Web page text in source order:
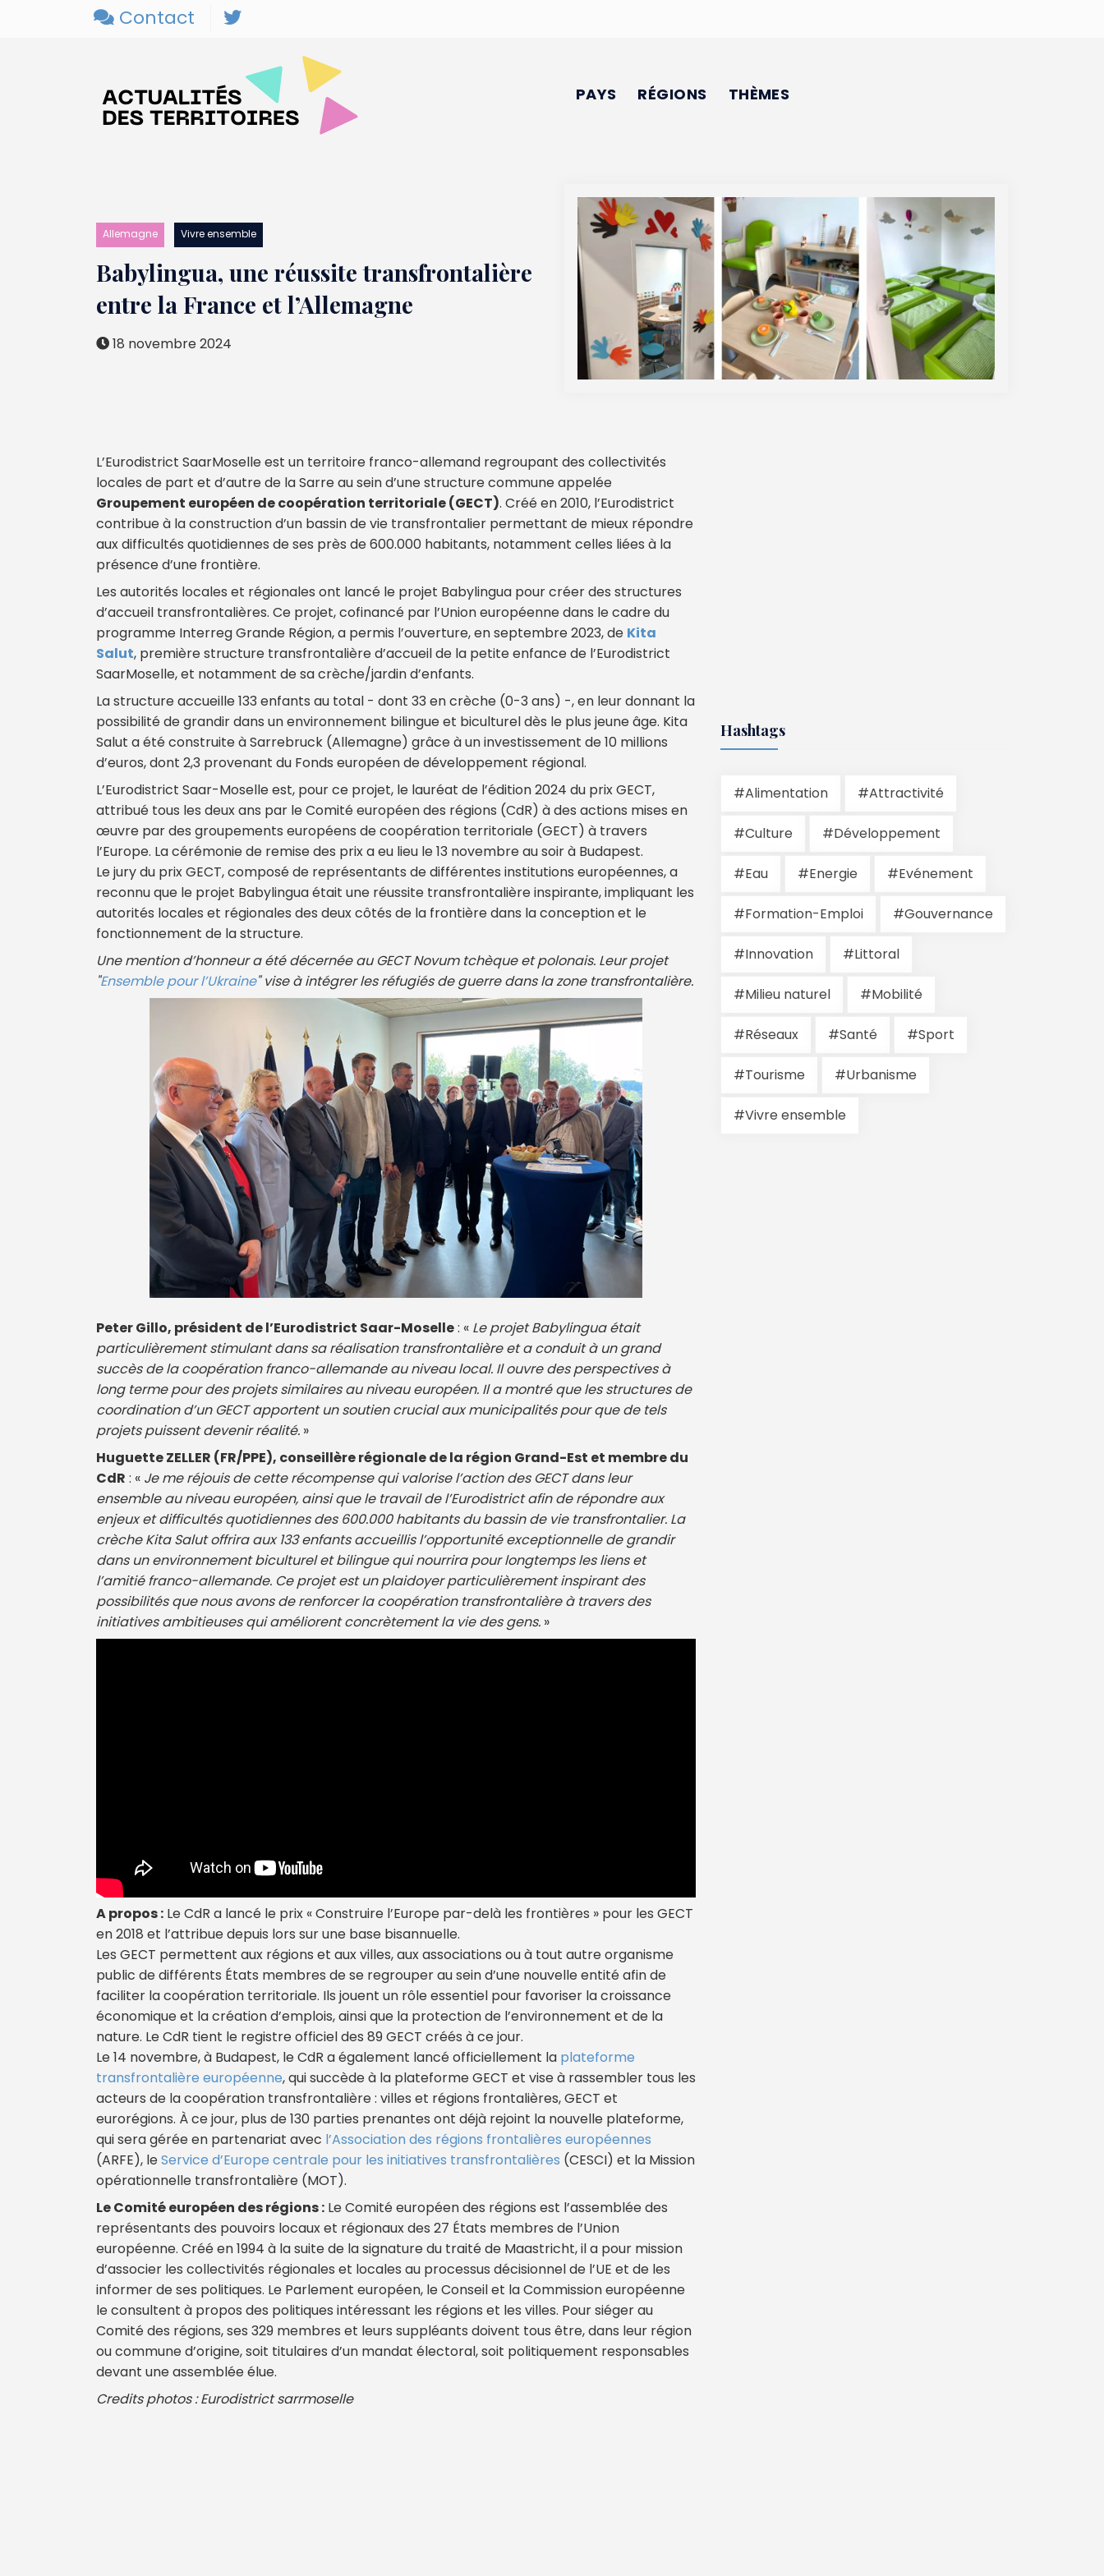
Contact
PAYS RÉGIONS THÈMES
Allemagne Vivre ensemble
Babylingua, une réussite transfrontalière
entre la France et l’Allemagne
18 novembre 2024
L’Eurodistrict SaarMoselle est un territoire franco-allemand regroupant des collectivités
locales de part et d’autre de la Sarre au sein d’une structure commune appelée
Groupement européen de coopération territoriale (GECT). Créé en 2010, l’Eurodistrict
contribue à la construction d’un bassin de vie transfrontalier permettant de mieux répondre
aux difficultés quotidiennes de ses près de 600.000 habitants, notamment celles liées à la
présence d’une frontière.
Les autorités locales et régionales ont lancé le projet Babylingua pour créer des structures
d’accueil transfrontalières. Ce projet, cofinancé par l’Union européenne dans le cadre du
programme Interreg Grande Région, a permis l’ouverture, en septembre 2023, de Kita
Salut, première structure transfrontalière d’accueil de la petite enfance de l’Eurodistrict
SaarMoselle, et notamment de sa crèche/jardin d’enfants.
La structure accueille 133 enfants au total - dont 33 en crèche (0-3 ans) -, en leur donnant la
possibilité de grandir dans un environnement bilingue et biculturel dès le plus jeune âge. Kita
Salut a été construite à Sarrebruck (Allemagne) grâce à un investissement de 10 millions
d’euros, dont 2,3 provenant du Fonds européen de développement régional.
L’Eurodistrict Saar-Moselle est, pour ce projet, le lauréat de l’édition 2024 du prix GECT,
attribué tous les deux ans par le Comité européen des régions (CdR) à des actions mises en
œuvre par des groupements européens de coopération territoriale (GECT) à travers
l’Europe. La cérémonie de remise des prix a eu lieu le 13 novembre au soir à Budapest.
Le jury du prix GECT, composé de représentants de différentes institutions européennes, a
reconnu que le projet Babylingua était une réussite transfrontalière inspirante, impliquant les
autorités locales et régionales des deux côtés de la frontière dans la conception et le
fonctionnement de la structure.
Une mention d’honneur a été décernée au GECT Novum tchèque et polonais. Leur projet
"Ensemble pour l’Ukraine" vise à intégrer les réfugiés de guerre dans la zone transfrontalière.
Peter Gillo, président de l’Eurodistrict Saar-Moselle: « Le projet Babylingua était
particulièrement stimulant dans sa réalisation transfrontalière et a conduit à un grand
succès de la coopération franco-allemande au niveau local. Il ouvre des perspectives à
long terme pour des projets similaires au niveau européen. Il a montré que les structures de
coordination d’un GECT apportent un soutien crucial aux municipalités pour que de tels
projets puissent devenir réalité. »
Huguette ZELLER (FR/PPE), conseillère régionale de la région Grand-Est et membre du
CdR : « Je me réjouis de cette récompense qui valorise l’action des GECT dans leur
ensemble au niveau européen, ainsi que le travail de l’Eurodistrict afin de répondre aux
enjeux et difficultés quotidiennes des 600.000 habitants du bassin de vie transfrontalier. La
crèche Kita Salut offrira aux 133 enfants accueillis l’opportunité exceptionnelle de grandir
dans un environnement biculturel et bilingue qui nourrira pour longtemps les liens et
l’amitié franco-allemande. Ce projet est un plaidoyer particulièrement inspirant des
possibilités que nous avons de renforcer la coopération transfrontalière à travers des
initiatives ambitieuses qui améliorent concrètement la vie des gens. »
A propos : Le CdR a lancé le prix « Construire l’Europe par-delà les frontières » pour les GECT
en 2018 et l’attribue depuis lors sur une base bisannuelle.
Les GECT permettent aux régions et aux villes, aux associations ou à tout autre organisme
public de différents États membres de se regrouper au sein d’une nouvelle entité afin de
faciliter la coopération territoriale. Ils jouent un rôle essentiel pour favoriser la croissance
économique et la création d’emplois, ainsi que la protection de l’environnement et de la
nature. Le CdR tient le registre officiel des 89 GECT créés à ce jour.
Le 14 novembre, à Budapest, le CdR a également lancé officiellement la plateforme
transfrontalière européenne, qui succède à la plateforme GECT et vise à rassembler tous les
acteurs de la coopération transfrontalière : villes et régions frontalières, GECT et
eurorégions. À ce jour, plus de 130 parties prenantes ont déjà rejoint la nouvelle plateforme,
qui sera gérée en partenariat avec l’Association des régions frontalières européennes
(ARFE), leService d’Europe centrale pour les initiatives transfrontalières (CESCI) et la Mission
opérationnelle transfrontalière (MOT).
Le Comité européen des régions : Le Comité européen des régions est l’assemblée des
représentants des pouvoirs locaux et régionaux des 27 États membres de l’Union
européenne. Créé en 1994 à la suite de la signature du traité de Maastricht, il a pour mission
d’associer les collectivités régionales et locales au processus décisionnel de l’UE et de les
informer de ses politiques. Le Parlement européen, le Conseil et la Commission européenne
le consultent à propos des politiques intéressant les régions et les villes. Pour siéger au
Comité des régions, ses 329 membres et leurs suppléants doivent tous être, dans leur région
ou commune d’origine, soit titulaires d’un mandat électoral, soit politiquement responsables
devant une assemblée élue.
Credits photos : Eurodistrict sarrmoselle
Hashtags
#Alimentation #Attractivité
#Culture #Développement
#Eau #Energie #Evénement
#Formation-Emploi #Gouvernance
#Innovation #Littoral
#Milieu naturel #Mobilité
#Réseaux #Santé #Sport
#Tourisme #Urbanisme
#Vivre ensemble